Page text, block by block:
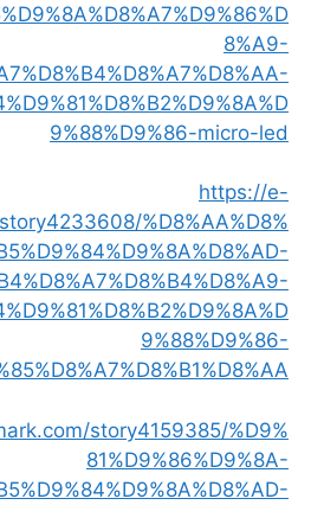
8%A9-
9%88%D9%86-micro-led
https://e-
%D8%AA%D8%
9%88%D9%86-
story4159385/%D9%
81%D9%86%D9%8A-